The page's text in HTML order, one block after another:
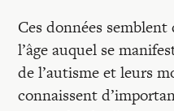
Ces données
l’âge auquel se
de l’autisme et leurs
connaissent